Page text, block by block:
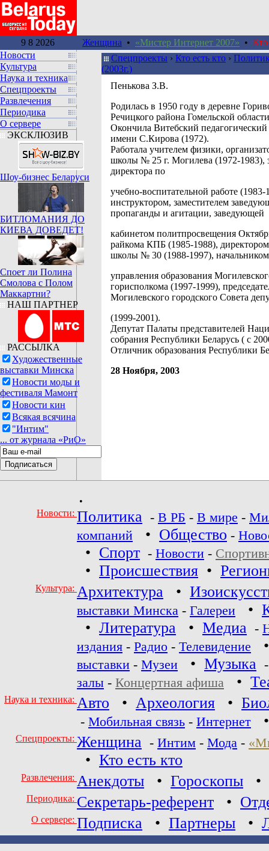
9 8 2026 Женщина • «Мистер Интернет 2007» • Кто
Новости
Культура
Наука и техника
Спецпроекты
Развлечения
Периодика
О сервере
ЭКСКЛЮЗИВ
Шоу-бизнес Беларуси
БИТЛОМАНИЯ ДО
КИЕВА ДОВЕДЕТ!
Споет ли Полина
Смолова с Полом
Маккартни?
НАШ ПАРТНЕР
РАССЫЛКА
Художественные
выставки Минска
Новости моды и
фестиваля Мамонт
Новости кин
Всякая всячина
"Интим"
... от журнала «РиО»
Спецпроекты › Кто есть кто ›
(2003г.)
Пенькова З.В.
Родилась в 1950 году в деревне
Речицкого района Гомельской
Окончила Витебский педагогический
имени С.Кирова (1972).
Работала учителем физики,
школы № 25 г. Могилева (1972-1983),
директора по
учебно-воспитательной работе (1983-
инструктором, заместителем
пропаганды и агитации, заведующей
кабинетом политпросвещения
райкома КПБ (1985-1988),
школы № 30 (1988-1997), начальником
управления образования
горисполкома (1997-1999),
Могилевского городского Совета
(1999-2001).
Депутат Палаты представителей
собрания Республики Беларусь ( с
Отличник образования Республики
28 Ноября, 2003
•
Новости: Политика - В РБ - В мире -
компаний
• Общество -
• Спорт - Новости -
• Происшествия •
Культура: Архитектура •
выставки Минска - Галереи •
• Литература • Медиа -
издания - Радио - Телевидение
выставки - Музеи • Музыка
залы - Концертная афиша •
Наука и техника: Авто • Археология •
- Мобильная связь - Интернет
Спецпроекты: Женщина - Интим - Мода -
• Кто есть кто
Развлечения: Анекдоты • Гороскопы •
Периодика: Секретарь-референт •
О сервере: Подписка • Партнеры •